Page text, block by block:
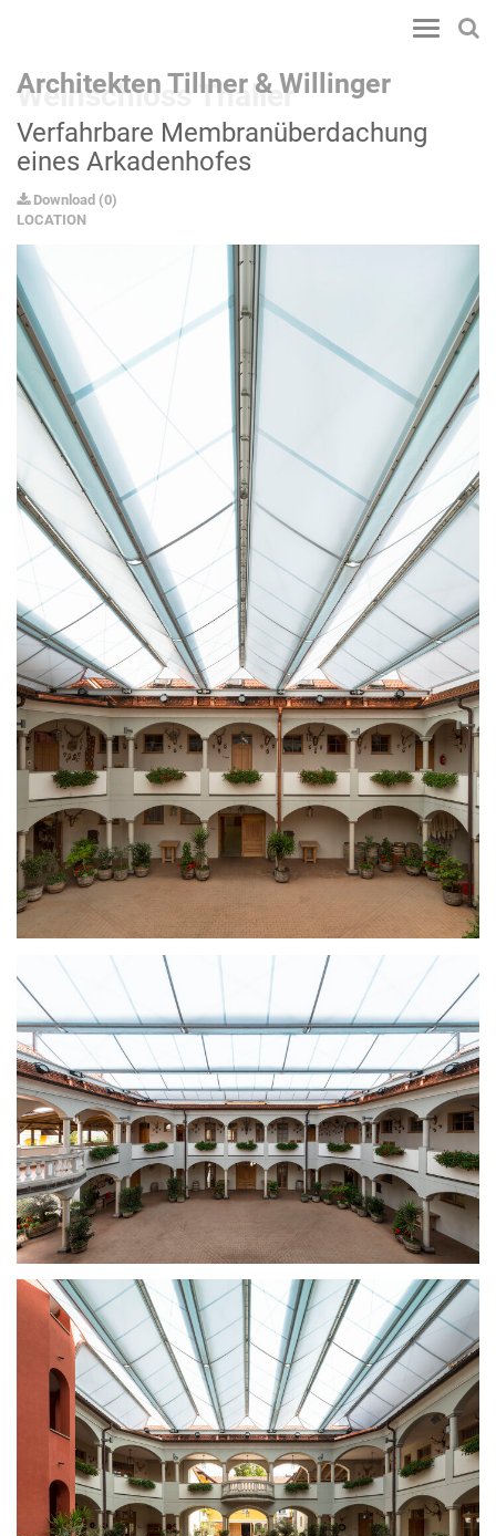
Toggle
Architekten Tillner & Willinger
Weinschloss Thaller
Verfahrbare Membranüberdachung
eines Arkadenhofes
Download (0)
LOCATION